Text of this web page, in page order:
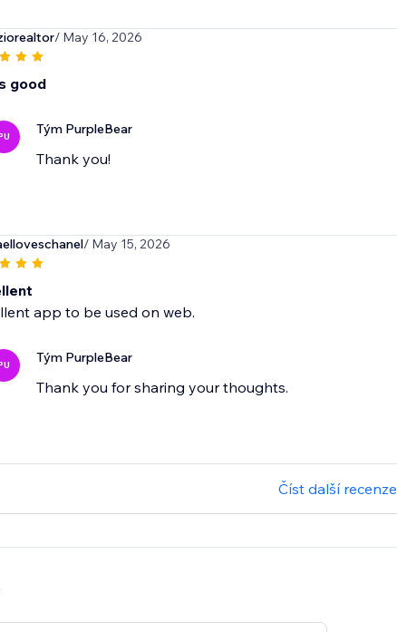
/ May 16, 2026
good
Tým PurpleBear
Thank you!
/ May 15, 2026
app to be used on web.
Tým PurpleBear
Thank you for sharing your thoughts.
Číst další recenze